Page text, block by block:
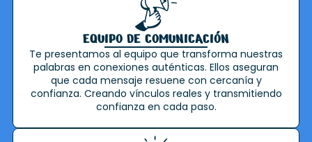
EQUIPO DE COMUNICACIÓN
Te presentamos al equipo que transforma nuestras
palabras en conexiones auténticas. Ellos aseguran
que cada mensaje resuene con cercanía y
confianza. Creando vínculos reales y transmitiendo
confianza en cada paso.